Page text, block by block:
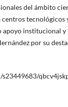
del ámbito
centros tecnológicos
institucional y
por su
s23449683/